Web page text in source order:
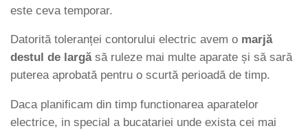
este ceva temporar.
Datorită toleranței contorului electric avem o marjă
destul de largăsă ruleze mai multe aparate și să sară
puterea aprobată pentru o scurtă perioadă de timp.
Daca planificam din timp functionarea aparatelor
electrice, in special a bucatariei unde exista cei mai